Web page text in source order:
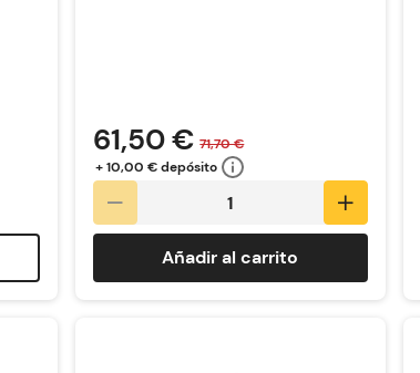
61,50 € 71,70 €
+ 10,00 € depósito
Añadir al carrito